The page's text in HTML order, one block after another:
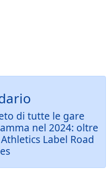
di tutte le gare
nel 2024: oltre
Label Road